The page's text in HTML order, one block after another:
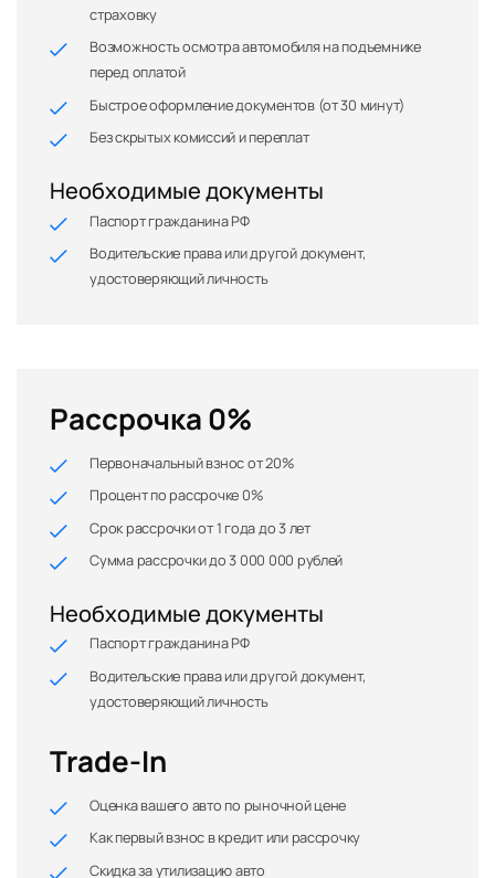
страховку
Возможность осмотра автомобиля на подъемнике
перед оплатой
Быстрое оформление документов (от 30 минут)
Без скрытых комиссий и переплат
Необходимые документы
Паспорт гражданина РФ
Водительские права или другой документ,
удостоверяющий личность
Рассрочка 0%
Первоначальный взнос от 20%
Процент по рассрочке 0%
Срок рассрочки от 1 года до 3 лет
Сумма рассрочки до 3 000 000 рублей
Необходимые документы
Паспорт гражданина РФ
Водительские права или другой документ,
удостоверяющий личность
Trade-In
Оценка вашего авто по рыночной цене
Как первый взнос в кредит или рассрочку
Скидка за утилизацию авто